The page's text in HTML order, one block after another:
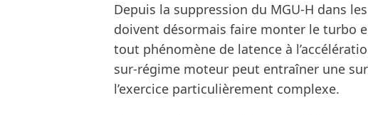
Depuis la suppression du MGU-H dans
doivent désormais faire monter le turbo
tout phénomène de latence à
sur-régime moteur peut entraîner une
l’exercice particulièrement complexe.